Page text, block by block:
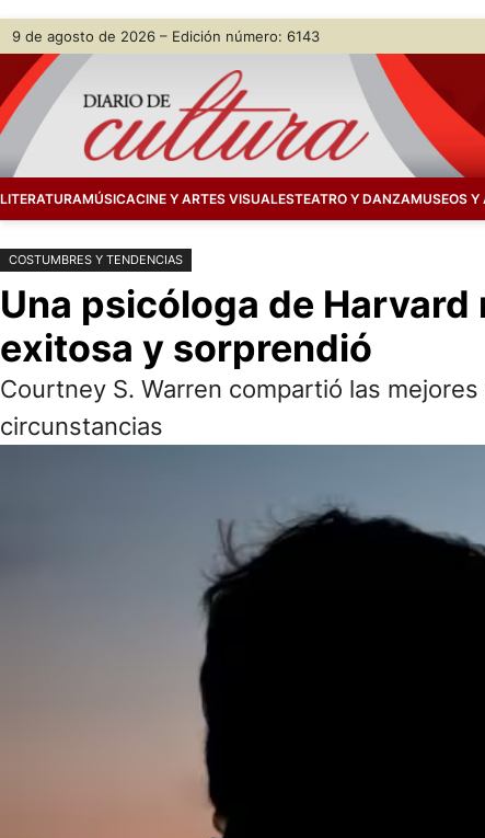
Saltar
contenido
Skip
content
9 de agosto de 2026 – Edición número: 6143
LITERATURAMÚSICACINE Y ARTES VISUALESTEATRO Y DANZAMUSEOS Y
COSTUMBRES Y TENDENCIAS
Una psicóloga de
exitosa y sorprendió
Courtney S. Warren compartió las
circunstancias